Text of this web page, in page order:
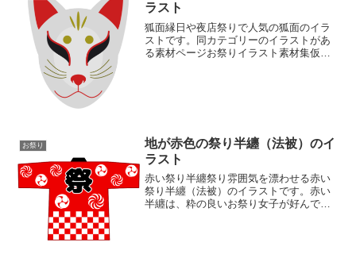
ラスト
狐面縁日や夜店祭りで人気の狐面のイラ
ストです。同カテゴリーのイラストがあ
る素材ページお祭りイラスト素材集仮面
お祭り
地が赤色の祭り半纏（法被）のイ
ラスト
赤い祭り半纏祭り雰囲気を漂わせる赤い
祭り半纏（法被）のイラストです。赤い
半纏は、粋の良いお祭り女子が好んで着